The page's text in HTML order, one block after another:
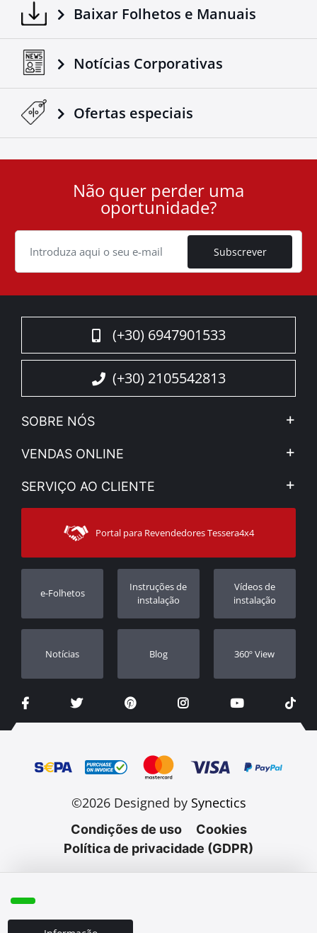
Baixar Folhetos e Manuais
Notícias Corporativas
Ofertas especiais
Cookie
Não quer perder uma
oportunidade?
Subscrever
(+30) 6947901533
(+30) 2105542813
SOBRE NÓS
A Companhia
Notícias
Sitemap
VENDAS ONLINE
Minha Conta
Modos de Enviο
SERVIÇO AO CLIENTE
Contacto
Apoio ao cliente
Rastrear ordem
Revendedores
Portal para Revendedores Tessera4x4
e-Folhetos
Instruções de
instalação
Vídeos de
instalação
Notícias Blog 360º View
©2026 Designed by Synectics
Condições de uso
Cookies
Política de privacidade (GDPR)